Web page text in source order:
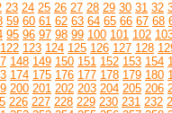
23 24 25 26 27 28 29 30 31 32
59 60 61 62 63 64 65 66 67 68
95 96 97 98 99 100 101 102
122 123 124 125 126 127 128
148 149 150 151 152 153 154
174 175 176 177 178 179 180
200 201 202 203 204 205 206
226 227 228 229 230 231 232